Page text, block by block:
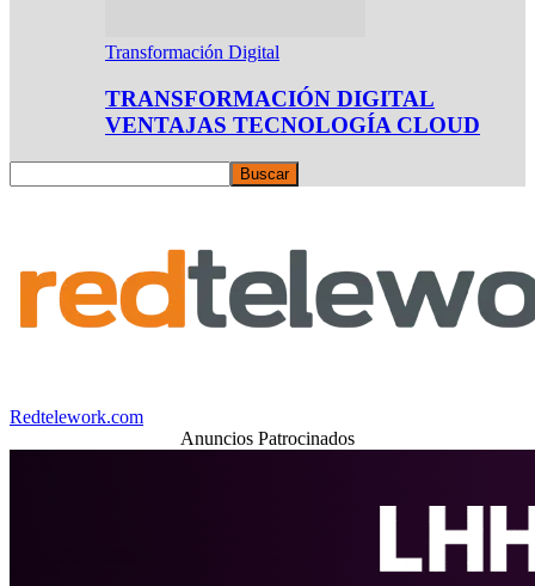
Transformación Digital
TRANSFORMACIÓN DIGITAL
VENTAJAS TECNOLOGÍA CLOUD
Redtelework.com
Anuncios Patrocinados